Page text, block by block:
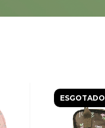
ESGOTADO